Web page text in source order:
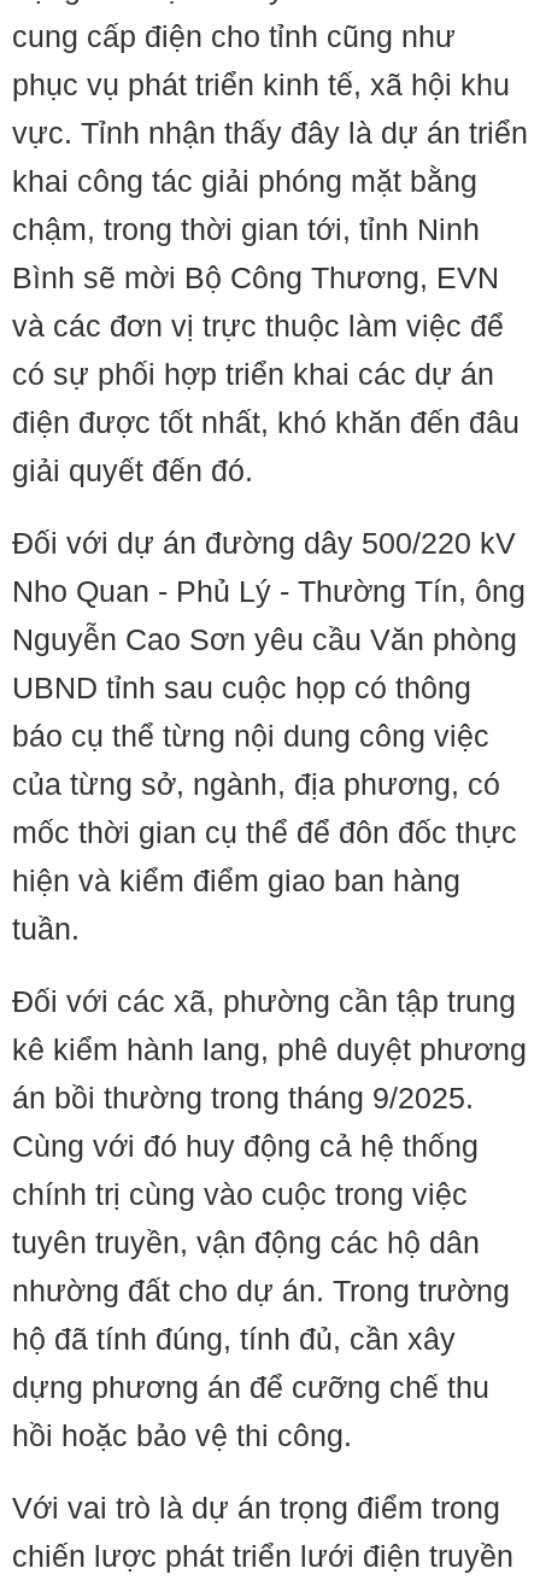
cung cấp điện cho tỉnh cũng như
phục vụ phát triển kinh tế, xã hội khu
vực. Tỉnh nhận thấy đây là dự án triển
khai công tác giải phóng mặt bằng
chậm, trong thời gian tới, tỉnh Ninh
Bình sẽ mời Bộ Công Thương, EVN
và các đơn vị trực thuộc làm việc để
có sự phối hợp triển khai các dự án
điện được tốt nhất, khó khăn đến đâu
giải quyết đến đó.
Đối với dự án đường dây 500/220 kV
Nho Quan - Phủ Lý - Thường Tín, ông
Nguyễn Cao Sơn yêu cầu Văn phòng
UBND tỉnh sau cuộc họp có thông
báo cụ thể từng nội dung công việc
của từng sở, ngành, địa phương, có
mốc thời gian cụ thể để đôn đốc thực
hiện và kiểm điểm giao ban hàng
tuần.
Đối với các xã, phường cần tập trung
kê kiểm hành lang, phê duyệt phương
án bồi thường trong tháng 9/2025.
Cùng với đó huy động cả hệ thống
chính trị cùng vào cuộc trong việc
tuyên truyền, vận động các hộ dân
nhường đất cho dự án. Trong trường
hộ đã tính đúng, tính đủ, cần xây
dựng phương án để cưỡng chế thu
hồi hoặc bảo vệ thi công.
Với vai trò là dự án trọng điểm trong
chiến lược phát triển lưới điện truyền